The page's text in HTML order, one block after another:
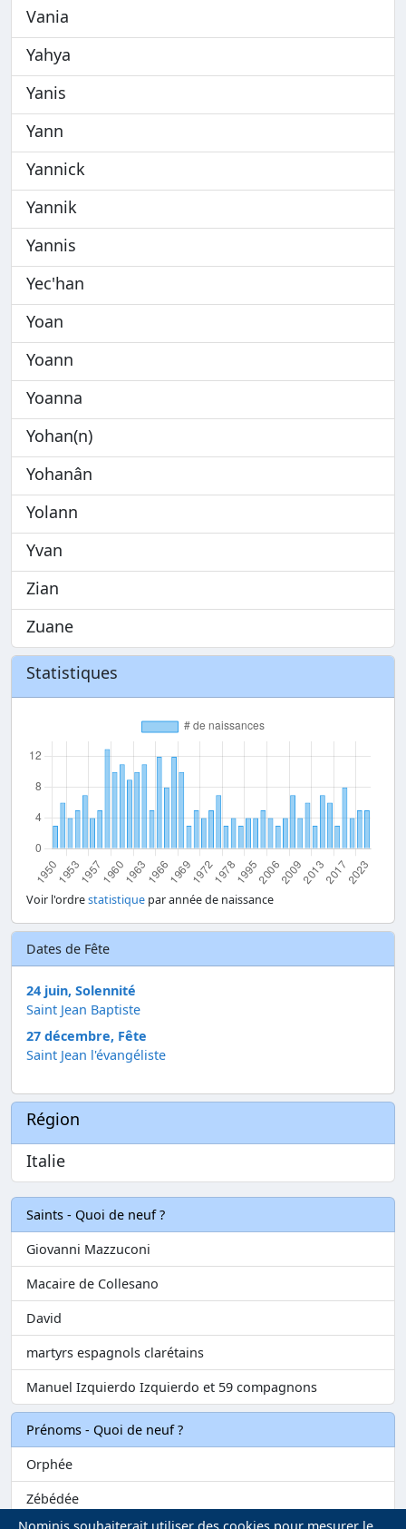
Vania
Yahya
Yanis
Yann
Yannick
Yannik
Yannis
Yec'han
Yoan
Yoann
Yoanna
Yohan(n)
Yohanân
Yolann
Yvan
Zian
Zuane
Statistiques
Voir l'ordrestatistique par année de naissance
Dates de Fête
24 juin, Solennité
Saint Jean Baptiste
27 décembre, Fête
Saint Jean l'évangéliste
Région
Italie
Saints - Quoi de neuf ?
Giovanni Mazzuconi
Macaire de Collesano
David
martyrs espagnols clarétains
Manuel Izquierdo Izquierdo et 59 compagnons
Prénoms - Quoi de neuf ?
Orphée
Zébédée